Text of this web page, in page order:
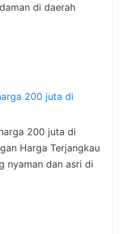
di daerah
200 juta di
200 juta di
Harga Terjangkau
nyaman dan asri di